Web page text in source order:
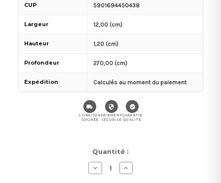
CUP 5901694450438
Largeur 12,00 (cm)
Hauteur 1,20 (cm)
Profondeur 270,00 (cm)
Expédition Calculés au moment du paiement
LIVRAISON
SOIGNÉE
PAIEMENT
SÉCURISÉ
GARANTIE
QUALITÉ
Quantité :
Diminuer
la
Augmenter
la